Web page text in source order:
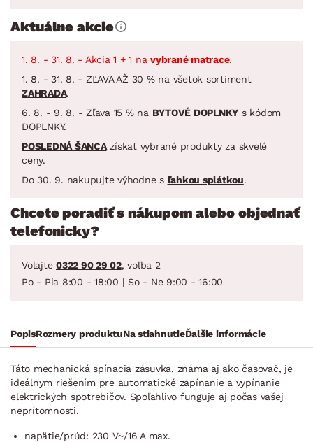
Aktuálne akcie
1. 8. - 31. 8. - Akcia 1 + 1 na vybrané matrace.
1. 8. - 31. 8. - ZĽAVA AŽ 30 % na všetok sortiment
ZAHRADA.
6. 8. - 9. 8. - Zľava 15 % na BYTOVÉ DOPLNKY s kódom
DOPLNKY.
POSLEDNÁ ŠANCAzískať vybrané produkty za skvelé
ceny.
Do 30. 9. nakupujte výhodne s ľahkou splátkou.
Chcete poradiť s nákupom alebo objednať
telefonicky?
Volajte 0322 90 29 02, voľba 2
Po - Pia 8:00 - 18:00 | So - Ne 9:00 - 16:00
PopisRozmery produktuNa stiahnutieĎalšie informácie
Táto mechanická spínacia zásuvka, známa aj ako časovač, je
ideálnym riešením pre automatické zapínanie a vypínanie
elektrických spotrebičov. Spoľahlivo funguje aj počas vašej
neprítomnosti.
napätie/prúd: 230 V~/16 A max.